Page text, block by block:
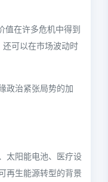
值在许多危机中得到
可以在市场波动时
政治紧张局势的加
太阳能电池、医疗设
再生能源转型的背景